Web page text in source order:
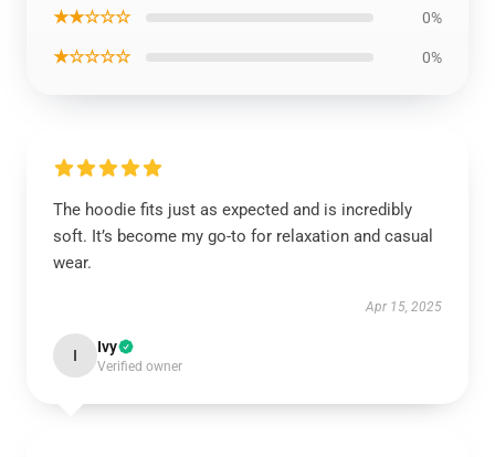
★★☆☆☆ 0%
★☆☆☆☆ 0%
The hoodie fits just as expected and is incredibly
soft. It’s become my go-to for relaxation and casual
wear.
Apr 15, 2025
I Ivy
Verified owner